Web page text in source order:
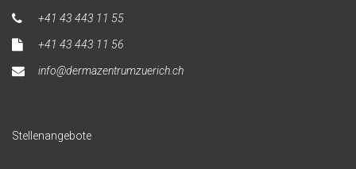
+41 43 443 11 55
+41 43 443 11 56
info@dermazentrumzuerich.ch
Stellenangebote